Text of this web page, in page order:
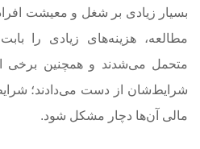
بسیار زیادی بر شغل و معیشت
مطالعه، هزینه‌های زیادی را
متحمل می‌شدند و همچنین برخی
شرایط‌شان از دست می‌دادند؛
مالی آن‌ها دچار مشکل شود.